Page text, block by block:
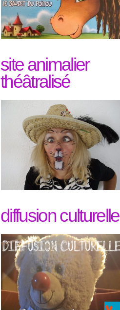
site animalier
théâtralisé
diffusion culturelle